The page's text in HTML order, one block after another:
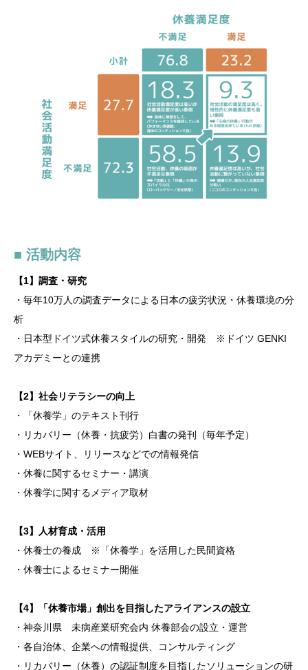
■ 活動内容
【1】調査・研究
・毎年10万人の調査データによる日本の疲労状況・休養環境の分
析
・日本型ドイツ式休養スタイルの研究・開発 ※ドイツ GENKI
アカデミーとの連携
【2】社会リテラシーの向上
・「休養学」のテキスト刊行
・リカバリー（休養・抗疲労）白書の発刊（毎年予定）
・WEBサイト、リリースなどでの情報発信
・休養に関するセミナー・講演
・休養学に関するメディア取材
【3】人材育成・活用
・休養士の養成 ※「休養学」を活用した民間資格
・休養士によるセミナー開催
【4】「休養市場」創出を目指したアライアンスの設立
・神奈川県 未病産業研究会内 休養部会の設立・運営
・各自治体、企業への情報提供、コンサルティング
・リカバリー（休養）の認証制度を目指したソリューションの研